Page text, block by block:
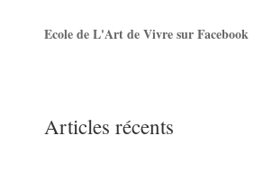
Ecole de L'Art de Vivre sur Facebook
Articles récents